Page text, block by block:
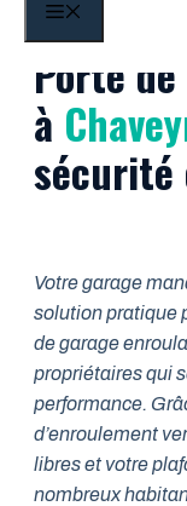
Porte
à
sécurité
Votre garage
solution pratique
de garage
propriétaires qui
performance.
d’enroulement
libres et votre
nombreux